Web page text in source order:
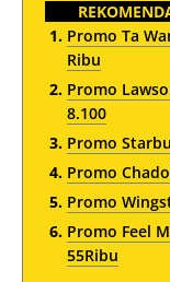
Promo Ta
Ribu
Promo
8.100
Promo
Promo
Promo
Promo Feel
55Ribu